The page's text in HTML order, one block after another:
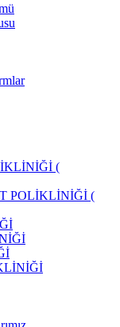
(
POLİKLİNİĞİ (